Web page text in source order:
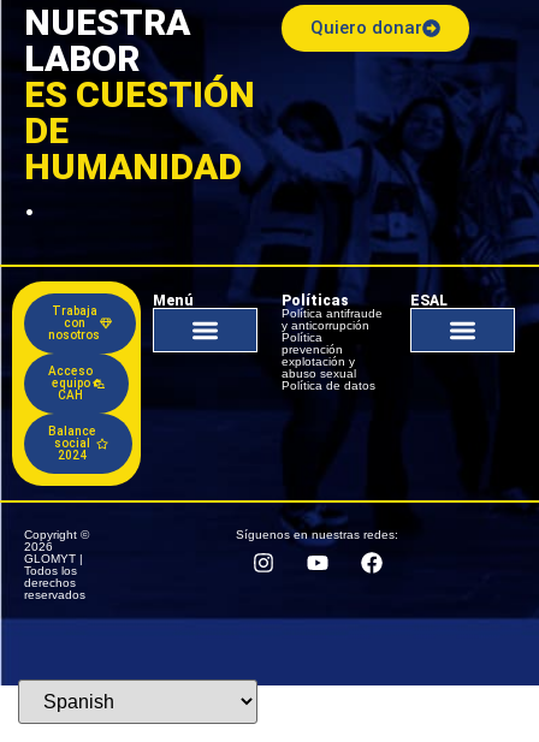
NUESTRA
LABOR
ES CUESTIÓN
DE
HUMANIDAD
.
Quiero donar
Trabaja
con
nosotros
Acceso
equipo
CAH
Balance
social
2024
Menú Políticas
Política antifraude
y anticorrupción
Política
prevención
explotación y
abuso sexual
Política de datos
ESAL
Copyright ©
2026
GLOMYT |
Todos los
derechos
reservados
Síguenos en nuestras redes: